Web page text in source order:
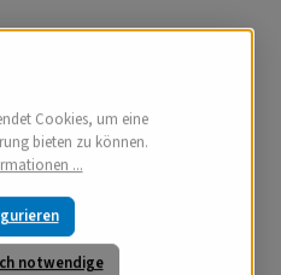
Cookies, um eine
bieten zu können.
...
notwendige